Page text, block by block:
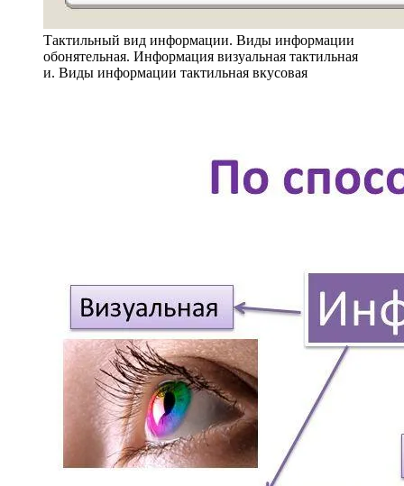
Тактильный вид информации. Виды информации
обонятельная. Информация визуальная тактильная
и. Виды информации тактильная вкусовая